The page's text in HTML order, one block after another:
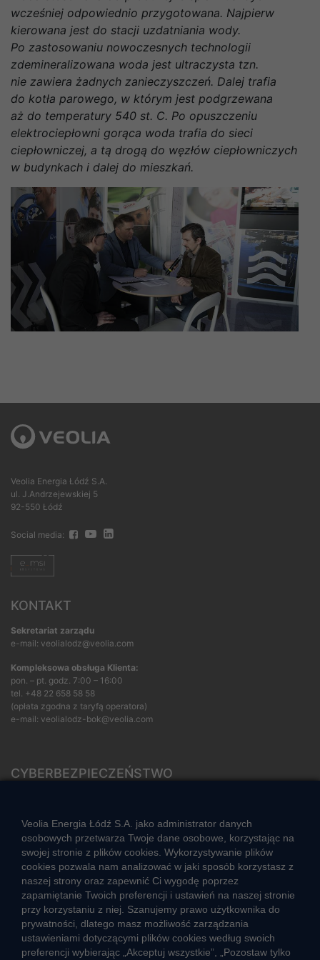
wcześniej odpowiednio przygotowana. Najpierw
kierowana jest do stacji uzdatniania wody.
Po zastosowaniu nowoczesnych technologii
zdemineralizowana woda jest ultraczysta tzn.
nie zawiera żadnych zanieczyszczeń. Dalej trafia
do kotła parowego, w którym jest podgrzewana
aż do temperatury 540 st. C. Po opuszczeniu
elektrociepłowni gorąca woda trafia do sieci
ciepłowniczej, a tą drogą do węzłów ciepłowniczych
w budynkach i dalej do mieszkań.
Veolia Energia Łódź S.A.
ul. J.Andrzejewskiej 5
92-550 Łódź
Social media:
KONTAKT
Sekretariat zarządu
e-mail: veolialodz@veolia.com
Kompleksowa obsługa Klienta:
pon. – pt. godz. 7:00 – 16:00
tel. +48 22 658 58 58
(opłata zgodna z taryfą operatora)
e-mail: veolialodz-bok@veolia.com
CYBERBEZPIECZEŃSTWO
CIEPŁO SYSTEMOWE
Zalety ciepła systemowego
Ciepło przez cały rok
Usługi okołociepłownicze
Veolia Energia Łódź S.A. jako administrator danych
osobowych przetwarza Twoje dane osobowe, korzystając na
swojej stronie z plików cookies. Wykorzystywanie plików
cookies pozwala nam analizować w jaki sposób korzystasz z
naszej strony oraz zapewnić Ci wygodę poprzez
zapamiętanie Twoich preferencji i ustawień na naszej stronie
przy korzystaniu z niej. Szanujemy prawo użytkownika do
prywatności, dlatego masz możliwość zarządzania
ustawieniami dotyczącymi plików cookies według swoich
preferencji wybierając „Akceptuj wszystkie”, „Pozostaw tylko